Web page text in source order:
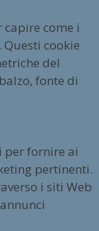
come i
cookie
del
fonte di
per fornire ai
pertinenti.
i siti Web